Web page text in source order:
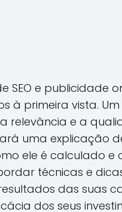
e publicidade
à primeira vista. Um
relevância e a
uma explicação
ele é calculado
técnicas e
das suas
dos seus